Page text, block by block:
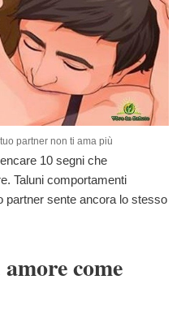
partner non ti ama più
10 segni che
Taluni comportamenti
partner sente ancora lo stesso
come